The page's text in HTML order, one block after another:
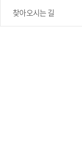
찾아오시는 길